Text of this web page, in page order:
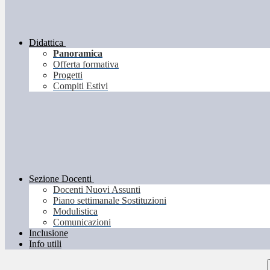
Didattica
Panoramica
Offerta formativa
Progetti
Compiti Estivi
Sezione Docenti
Docenti Nuovi Assunti
Piano settimanale Sostituzioni
Modulistica
Comunicazioni
Inclusione
Info utili